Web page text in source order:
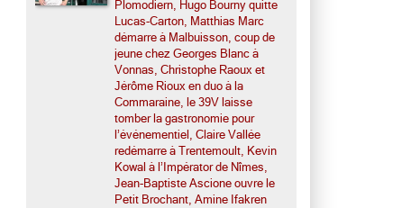
Plomodiern, Hugo Bourny quitte
Lucas-Carton, Matthias Marc
démarre à Malbuisson, coup de
jeune chez Georges Blanc à
Vonnas, Christophe Raoux et
Jérôme Rioux en duo à la
Commaraine, le 39V laisse
tomber la gastronomie pour
l’événementiel, Claire Vallée
redémarre à Trentemoult, Kevin
Kowal à l’Impérator de Nîmes,
Jean-Baptiste Ascione ouvre le
Petit Brochant, Amine Ifakren